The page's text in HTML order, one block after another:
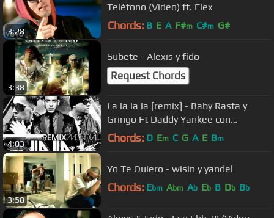
3:28
Teléfono (Video) ft. Flex
Chords: B E A F#m C#m G#
3:38
Subete - Alexis y fido
Request Chords
4:03
La la la la [remix] - Baby Rasta y
Gringo Ft Daddy Yankee con
LETRA!!!!!!!!
Chords: D Em C G A E Bm
3:58
Yo Te Quiero - wisin y yandel
Chords: Ebm Abm Ab Eb B Db Bb